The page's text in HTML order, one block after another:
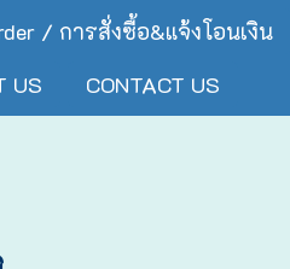
/ การสั่งซื้อ&แจ้งโอนเงิน
US CONTACT US